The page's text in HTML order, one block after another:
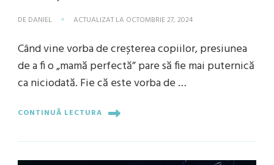
DE DANIEL ACTUALIZAT LA OCTOMBRIE 27, 2024
Când vine vorba de creșterea copiilor, presiunea
de a fi o „mamă perfectă” pare să fie mai puternică
ca niciodată. Fie că este vorba de …
CONTINUĂ LECTURA